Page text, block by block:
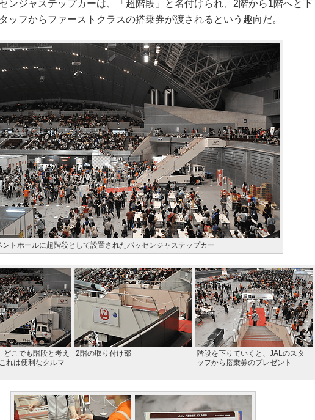
ンジャステップカーは、「超階段」と名付けられ、2階から1階へと下
ッフからファーストクラスの搭乗券が渡されるという趣向だ。
ントホールに超階段として設置されたパッセンジャステップカー
どこでも階段と考え
れは便利なクルマ
2階の取り付け部
階段を下りていくと、JALのスタ
ッフから搭乗券のプレゼント